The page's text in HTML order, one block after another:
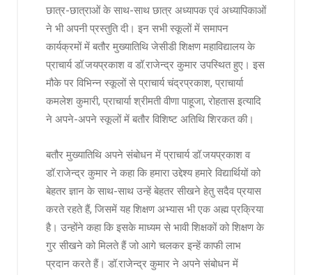
छात्र-छात्राओं के साथ-साथ छात्र अध्यापक एवं अध्यापिकाओं
ने भी अपनी प्रस्तुति दी। इन सभी स्कूलों में समापन
कार्यक्रमों में बतौर मुख्यातिथि जेसीडी शिक्षण महाविद्यालय के
प्राचार्य डॉ.जयप्रकाश व डॉ.राजेन्द्र कुमार उपस्थित हुए। इस
मौके पर विभिन्न स्कूलों से प्राचार्य चंद्रप्रकाश, प्राचार्या
कमलेश कुमारी, प्राचार्या श्रीमती वीणा पाहूजा, रोहतास इत्यादि
ने अपने-अपने स्कूलों में बतौर विशिष्ट अतिथि शिरकत की।
बतौर मुख्यातिथि अपने संबोधन में प्राचार्य डॉ.जयप्रकाश व
डॉ.राजेन्द्र कुमार ने कहा कि हमारा उद्देश्य हमारे विद्यार्थियों को
बेहतर ज्ञान के साथ-साथ उन्हें बेहतर सीखने हेतु सदैव प्रयास
करते रहते हैं, जिसमें यह शिक्षण अभ्यास भी एक अह्म प्रक्रिया
है। उन्होंने कहा कि इसके माध्यम से भावी शिक्षकों को शिक्षण के
गुर सीखने को मिलते हैं जो आगे चलकर इन्हें काफी लाभ
प्रदान करते हैं। डॉ.राजेन्द्र कुमार ने अपने संबोधन में